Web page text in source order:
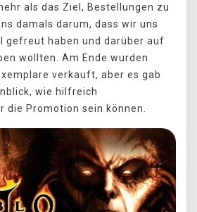
als das Ziel, Bestellungen zu
damals darum, dass wir uns
gefreut haben und darüber auf
wollten. Am Ende wurden
verkauft, aber es gab
wie hilfreich
die Promotion sein können.